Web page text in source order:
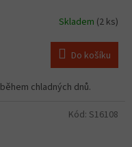
Skladem (2 ks)
Do košíku
chladných dnů.
Kód: S16108